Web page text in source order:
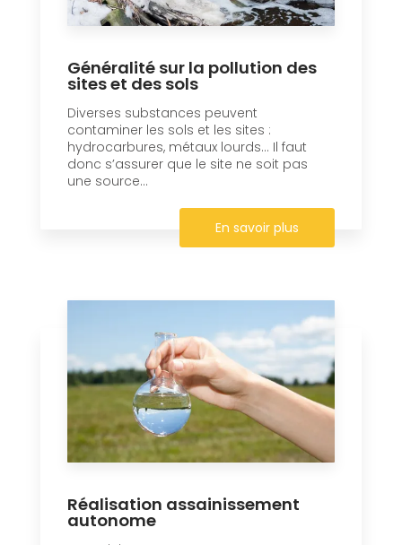
Généralité sur la pollution des
sites et des sols
Diverses substances peuvent
contaminer les sols et les sites :
hydrocarbures, métaux lourds… Il faut
donc s’assurer que le site ne soit pas
une source...
En savoir plus
Réalisation assainissement
autonome